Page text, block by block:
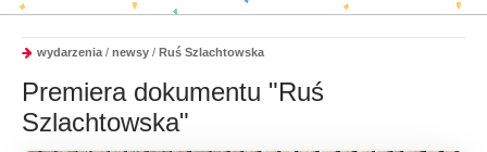
wydarzenia / newsy / Ruś Szlachtowska
Premiera dokumentu "Ruś
Szlachtowska"